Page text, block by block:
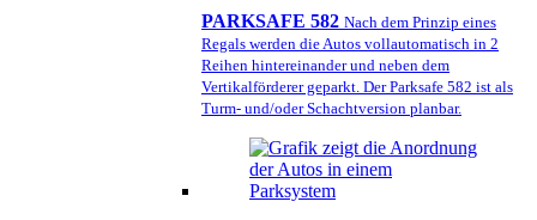
PARKSAFE 582 Nach dem Prinzip eines
Regals werden die Autos vollautomatisch in 2
Reihen hintereinander und neben dem
Vertikalförderer geparkt. Der Parksafe 582 ist als
Turm- und/oder Schachtversion planbar.